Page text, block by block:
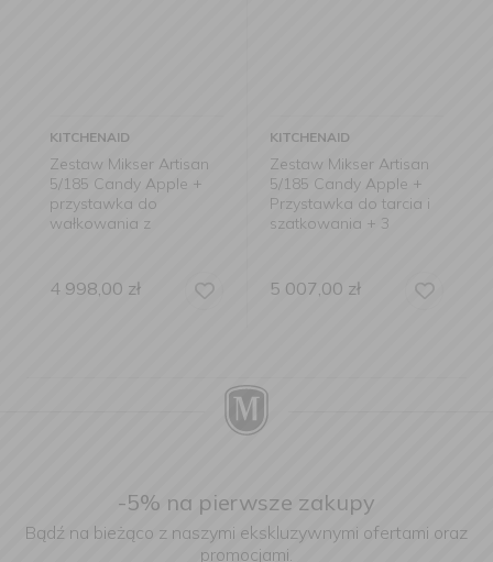
KITCHENAID
Zestaw Mikser Artisan
5/185 Candy Apple +
przystawka do
wałkowania z
4 998,00 zł
KITCHENAID
Zestaw Mikser Artisan
5/185 Candy Apple +
Przystawka do tarcia i
szatkowania + 3
5 007,00 zł
-5% na pierwsze zakupy
Bądź na bieżąco z naszymi ekskluzywnymi ofertami oraz
promocjami.